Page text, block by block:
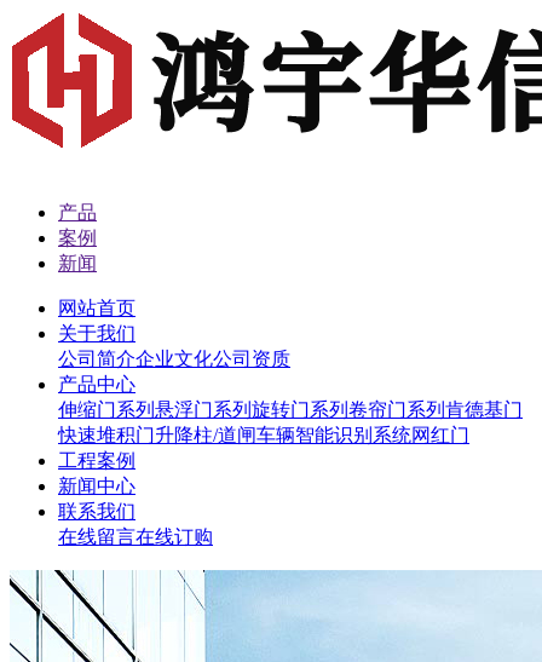
产品
案例
新闻
网站首页
关于我们
公司简介企业文化公司资质
产品中心
伸缩门系列 悬浮门系列 旋转门系列 卷帘门系列 肯德基门
快速堆积门升降柱/道闸车辆智能识别系统网红门
工程案例
新闻中心
联系我们
在线留言在线订购